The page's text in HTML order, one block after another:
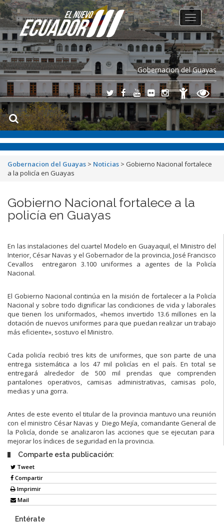
Gobernacion del Guayas
Toggle
navigation
Gobernacion del Guayas > Noticias > Gobierno Nacional fortalece
a la policía en Guayas
Gobierno Nacional fortalece a la
policía en Guayas
En las instalaciones del cuartel Modelo en Guayaquil, el Ministro del
Interior, César Navas y el Gobernador de la provincia, José Francisco
Cevallos entregaron 3.100 uniformes a agentes de la Policía
Nacional.
El Gobierno Nacional continúa en la misión de fortalecer a la Policía
Nacional y sobre todo dignificar las condiciones de vida y laborales
que tienen los uniformados, «hemos invertido 13.6 millones en la
dotación de nuevos uniformes para que puedan realizar un trabajo
más eficiente», sostuvo el Ministro.
Cada policía recibió tres kits de uniformes, que son parte de una
entrega sistemática a los 47 mil policías en el país. En total se
entregará alrededor de 500 mil prendas que comprenden
pantalones operativos, camisas administrativas, camisas polo,
medias y una gorra.
Antes de este evento el titular de la provincia mantuvo una reunión
con el ministro César Navas y Diego Mejía, comandante General de
la Policía, donde se analizaron las acciones que se ejecutan para
mejorar los índices de seguridad en la provincia.
Comparte esta publicación:
Tweet
Compartir
Imprimir
Mail
Entérate